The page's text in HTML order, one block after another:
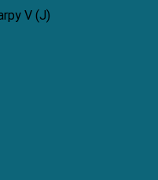
V (J)